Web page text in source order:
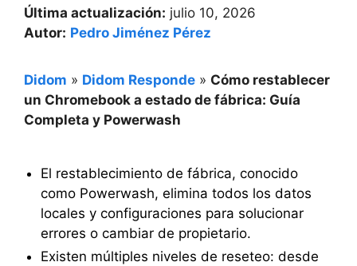
Última actualización: julio 10, 2026
Autor: Pedro Jiménez Pérez
Didom » Didom Responde » Cómo restablecer
un Chromebook a estado de fábrica: Guía
Completa y Powerwash
El restablecimiento de fábrica, conocido
como Powerwash, elimina todos los datos
locales y configuraciones para solucionar
errores o cambiar de propietario.
Existen múltiples niveles de reseteo: desde